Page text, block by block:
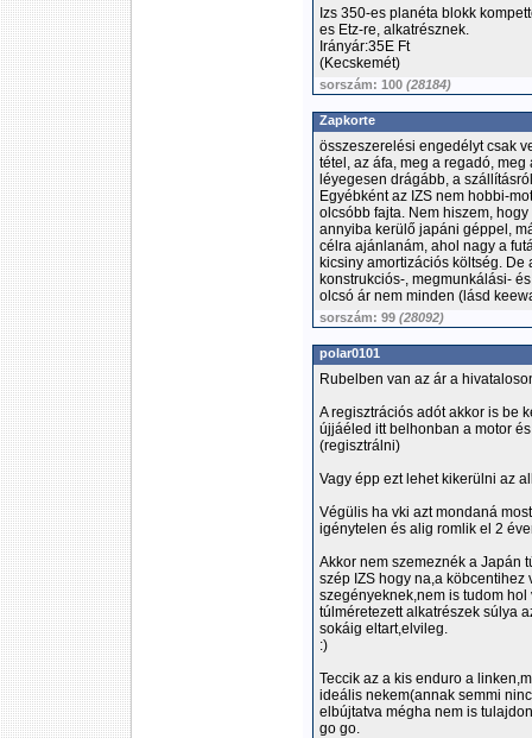
Izs 350-es planéta blokk
es Etz-re, alkatrésznek.
Irányár:35E Ft
(Kecskemét)
sorszám: 100 (28184)
Zapkorte
összeszerelési engedélyt csak
tétel, az áfa, meg a regadó,
léyegesen drágább, a
Egyébként az IZS nem hobbi-
olcsóbb fajta. Nem hiszem,
annyiba kerülő japáni géppel,
célra ajánlanám, ahol nagy a
kicsiny amortizációs költség.
konstrukciós-, megmunkálási-
olcsó ár nem minden (lásd
sorszám: 99 (28092)
polar0101
Rubelben van az ár a
A regisztrációs adót akkor is be
újjáéled itt belhonban a motor
(regisztrálni)
Vagy épp ezt lehet kikerülni az
Végülis ha vki azt mondaná
igénytelen és alig romlik el 2
Akkor nem szemeznék a Japán
szép IZS hogy na,a
szegényeknek,nem is tudom
túlméretezett alkatrészek súlya
sokáig eltart,elvileg.
:)
Teccik az a kis enduro a
ideális nekem(annak semmi
elbújtatva mégha nem is
go go.